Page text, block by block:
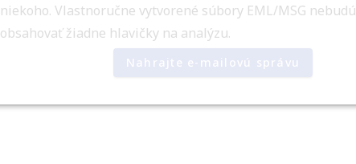
niekoho. Vlastnoručne vytvorené súbory EML/MSG nebudú
obsahovať žiadne hlavičky na analýzu.
Nahrajte e-mailovú správu